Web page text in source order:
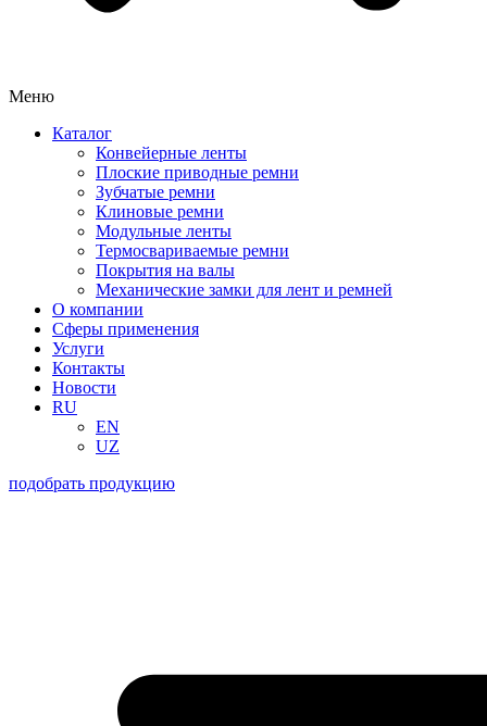
Меню
Каталог
Конвейерные ленты
Плоские приводные ремни
Зубчатые ремни
Клиновые ремни
Модульные ленты
Термосвариваемые ремни
Покрытия на валы
Механические замки для лент и ремней
О компании
Сферы применения
Услуги
Контакты
Новости
RU
EN
UZ
подобрать продукцию